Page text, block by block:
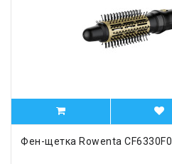
Фен-щетка Rowenta CF6330F0